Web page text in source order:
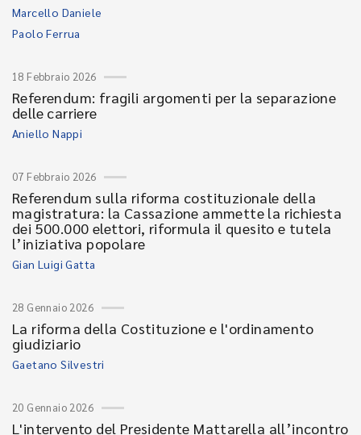
Marcello Daniele
Paolo Ferrua
18 Febbraio 2026
Referendum: fragili argomenti per la separazione
delle carriere
Aniello Nappi
07 Febbraio 2026
Referendum sulla riforma costituzionale della
magistratura: la Cassazione ammette la richiesta
dei 500.000 elettori, riformula il quesito e tutela
l’iniziativa popolare
Gian Luigi Gatta
28 Gennaio 2026
La riforma della Costituzione e l'ordinamento
giudiziario
Gaetano Silvestri
20 Gennaio 2026
L'intervento del Presidente Mattarella all’incontro